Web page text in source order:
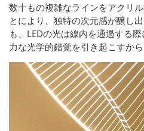
数十もの複雑なラインをアクリ
とにより、独特の次元感が醸し
も、LEDの光は線内を通過する
力な光学的錯覚を引き起こすから